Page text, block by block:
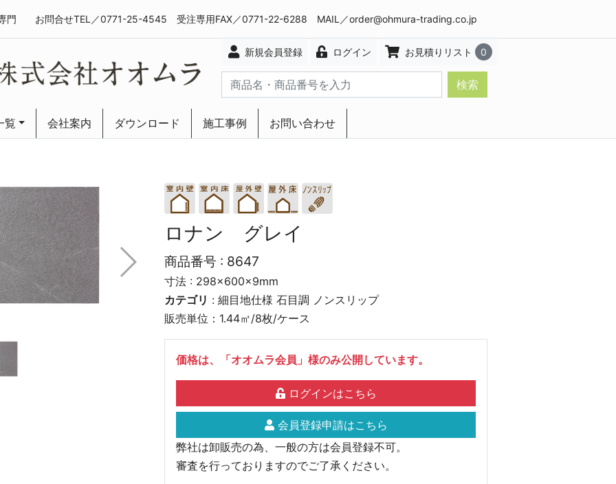
門 お問合せTEL／0771-25-4545 受注専用FAX／0771-22-6288 MAIL／order@ohmura-trading.co.jp
新規会員登録 ログイン お見積りリスト 0
検索
覧 会社案内 ダウンロード 施工事例 お問い合わせ
ロナン グレイ
商品番号 : 8647
寸法 : 298×600×9mm
カテゴリ : 細目地仕様 石目調 ノンスリップ
販売単位：1.44㎡/8枚/ケース
価格は、「オオムラ会員」様のみ公開しています。
ログインはこちら
会員登録申請はこちら
弊社は卸販売の為、一般の方は会員登録不可。
審査を行っておりますのでご了承ください。